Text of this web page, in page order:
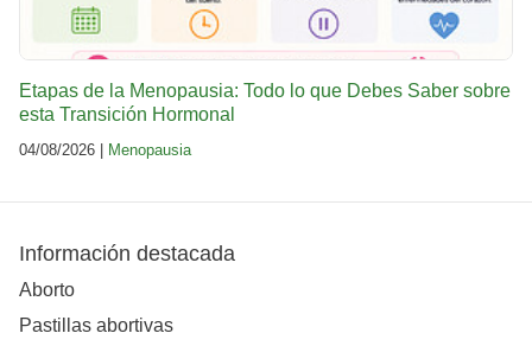
Etapas de la Menopausia: Todo lo que Debes Saber sobre
esta Transición Hormonal
04/08/2026 | Menopausia
Información destacada
Aborto
Pastillas abortivas